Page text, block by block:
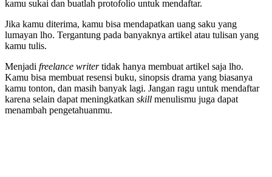
kamu sukai dan buatlah protofolio untuk mendaftar.
Jika kamu diterima, kamu bisa mendapatkan uang saku yang
lumayan lho. Tergantung pada banyaknya artikel atau tulisan yang
kamu tulis.
Menjadi freelance writertidak hanya membuat artikel saja lho.
Kamu bisa membuat resensi buku, sinopsis drama yang biasanya
kamu tonton, dan masih banyak lagi. Jangan ragu untuk mendaftar
karena selain dapat meningkatkan skill menulismu juga dapat
menambah pengetahuanmu.